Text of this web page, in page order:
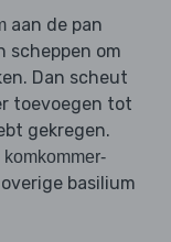
aan de pan
scheppen om
Dan scheut
toevoegen tot
gekregen.
komkommer-
basilium